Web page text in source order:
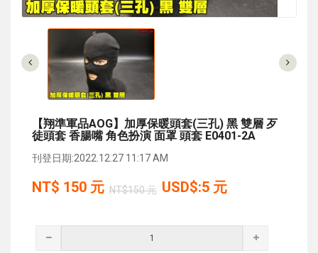
【翔準軍品AOG】加厚保暖頭套(三孔) 黑 雙層 歹
徒頭套 香腸嘴 角色扮演 面罩 頭套 E0401-2A
刊登日期:2022.12.27 11:17 AM
NT$ 150 元 NT$150 元 USD$:5 元